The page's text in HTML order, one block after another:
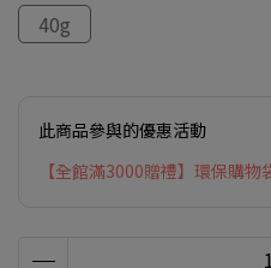
40g
此商品參與的優惠活動
【全館滿3000贈禮】環保購